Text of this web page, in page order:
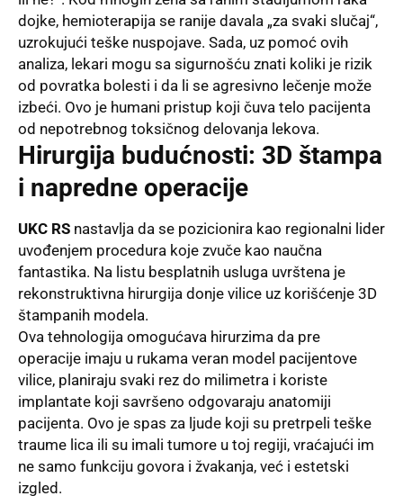
dojke, hemioterapija se ranije davala „za svaki slučaj“,
uzrokujući teške nuspojave. Sada, uz pomoć ovih
analiza, lekari mogu sa sigurnošću znati koliki je rizik
od povratka bolesti i da li se agresivno lečenje može
izbeći. Ovo je humani pristup koji čuva telo pacijenta
od nepotrebnog toksičnog delovanja lekova.
Hirurgija budućnosti: 3D štampa
i napredne operacije
UKC RS nastavlja da se pozicionira kao regionalni lider
uvođenjem procedura koje zvuče kao naučna
fantastika. Na listu besplatnih usluga uvrštena je
rekonstruktivna hirurgija donje vilice uz korišćenje 3D
štampanih modela.
Ova tehnologija omogućava hirurzima da pre
operacije imaju u rukama veran model pacijentove
vilice, planiraju svaki rez do milimetra i koriste
implantate koji savršeno odgovaraju anatomiji
pacijenta. Ovo je spas za ljude koji su pretrpeli teške
traume lica ili su imali tumore u toj regiji, vraćajući im
ne samo funkciju govora i žvakanja, već i estetski
izgled.